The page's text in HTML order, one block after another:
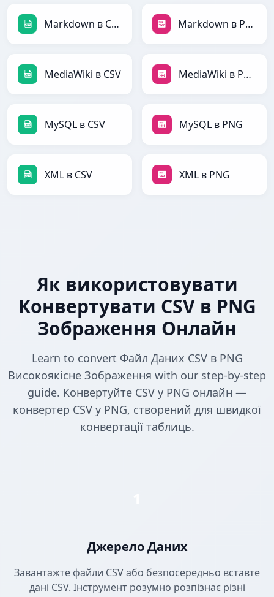
Markdown в CSV Markdown в PNG
MediaWiki в CSV MediaWiki в PNG
MySQL в CSV MySQL в PNG
XML в CSV XML в PNG
Як використовувати
Конвертувати CSV в PNG
Зображення Онлайн
Learn to convert Файл Даних CSV в PNG
Високоякісне Зображення with our step-by-step
guide. Конвертуйте CSV у PNG онлайн —
конвертер CSV у PNG, створений для швидкої
конвертації таблиць.
Джерело Даних
Завантажте файли CSV або безпосередньо вставте
дані CSV. Інструмент розумно розпізнає різні